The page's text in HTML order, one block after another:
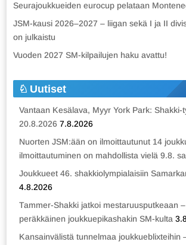
Seurajoukkueiden eurocup pelataan
JSM-kausi 2026–2027 – liigan sekä I ja II
on julkaistu
Vuoden 2027 SM-kilpailujen haku avattu!
Uutiset
Vantaan Kesälava, Myyr York Park: Shakki-
20.8.2026 7.8.2026
Nuorten JSM:ään on ilmoittautunut 14
ilmoittautuminen on mahdollista vielä 9.8.
Joukkueet 46. shakkiolympialaisiin
4.8.2026
Tammer-Shakki jatkoi mestaruusputkeaan
peräkkäinen joukkuepikashakin SM-kulta
Kansainvälistä tunnelmaa joukkueblixteihin